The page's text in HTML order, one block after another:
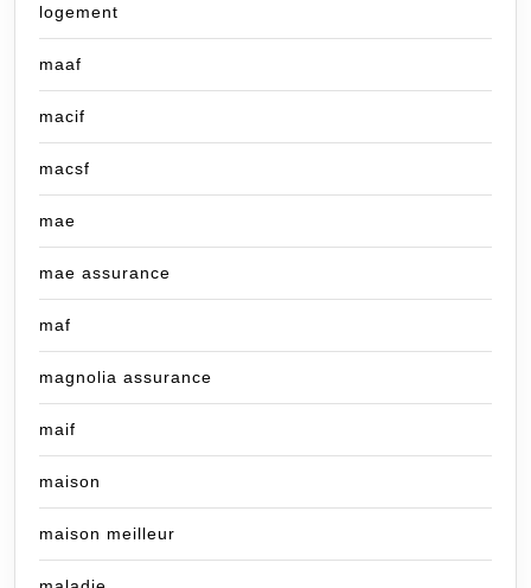
logement
maaf
macif
macsf
mae
mae assurance
maf
magnolia assurance
maif
maison
maison meilleur